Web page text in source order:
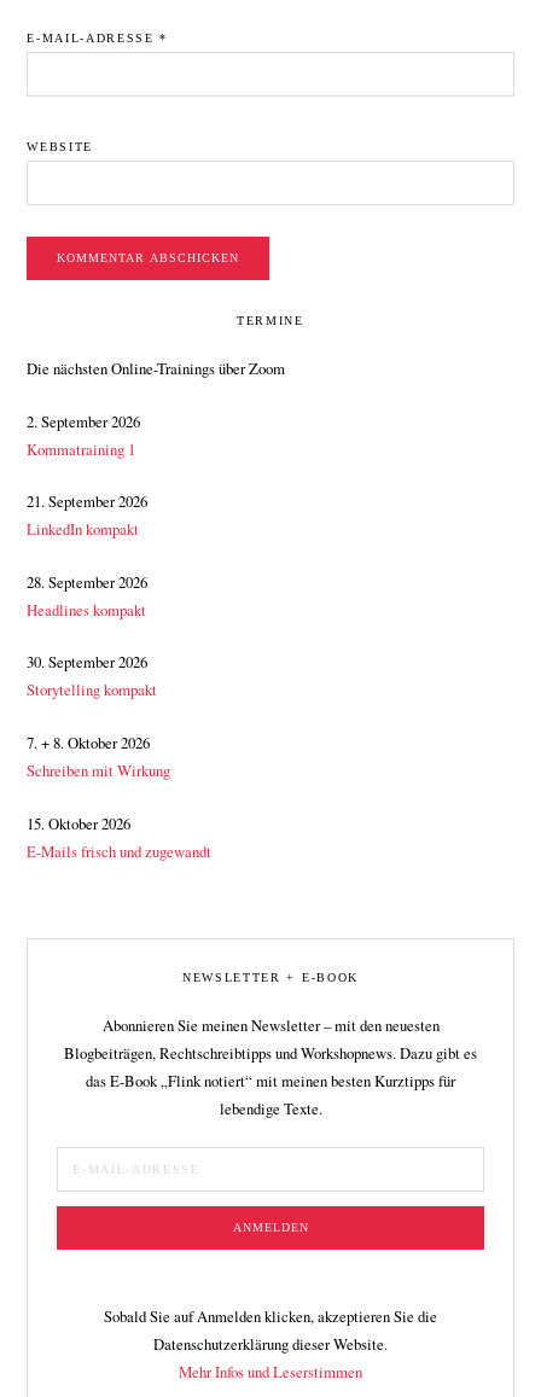
E-MAIL-ADRESSE*
WEBSITE
TERMINE
Die nächsten Online-Trainings über Zoom
2. September 2026
Kommatraining 1
21. September 2026
LinkedIn kompakt
28. September 2026
Headlines kompakt
30. September 2026
Storytelling kompakt
7. + 8. Oktober 2026
Schreiben mit Wirkung
15. Oktober 2026
E-Mails frisch und zugewandt
NEWSLETTER + E-BOOK
Abonnieren Sie meinen Newsletter – mit den neuesten
Blogbeiträgen, Rechtschreibtipps und Workshopnews. Dazu gibt es
das E-Book „Flink notiert“ mit meinen besten Kurztipps für
lebendige Texte.
Sobald Sie auf Anmelden klicken, akzeptieren Sie die
Datenschutzerklärung dieser Website.
Mehr Infos und Leserstimmen